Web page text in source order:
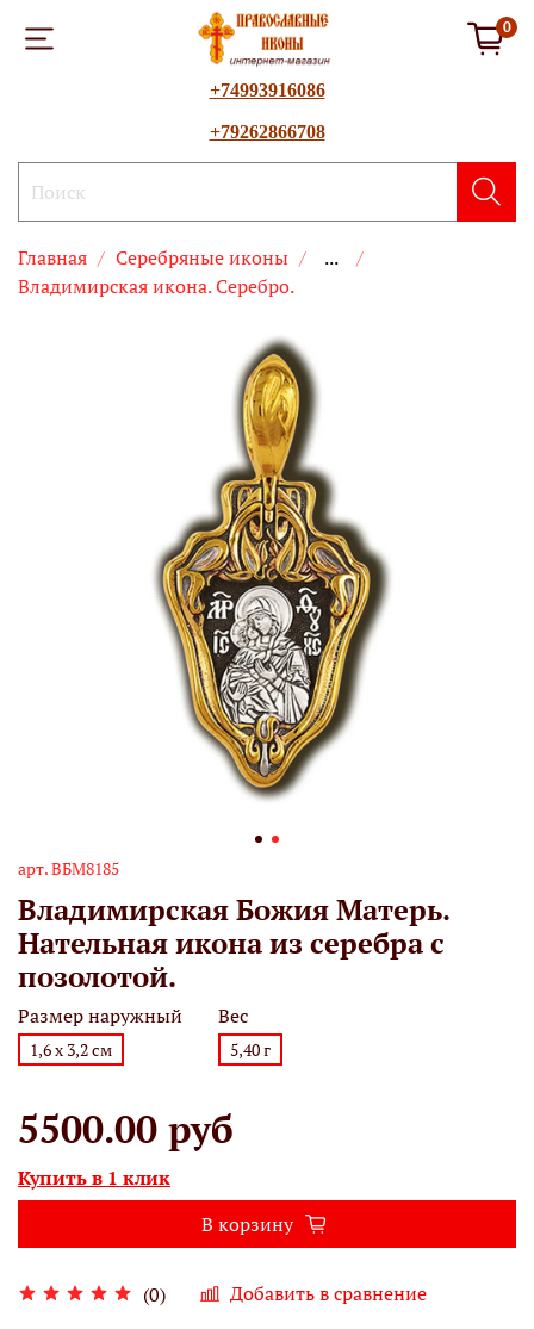
0
+74993916086
+79262866708
Главная Серебряные иконы
...
Владимирская икона. Серебро.
арт.ВБМ8185
Владимирская Божия Матерь.
Нательная икона из серебра с
позолотой.
(0) Добавить в сравнение
Размер наружный
1,6 х 3,2 см
Вес
5,40 г
5500.00 руб
Купить в 1 клик
В корзину